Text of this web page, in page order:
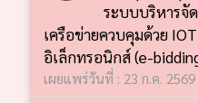
ระบบบริหารจั
เครือข่ายควบคุมด้วย
อิเล็กทรอนิกส์ (e-
เผยแพร่วันที่ : 23 ก.ค. 2569